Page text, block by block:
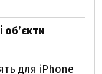
обʼєкти
для iPhone